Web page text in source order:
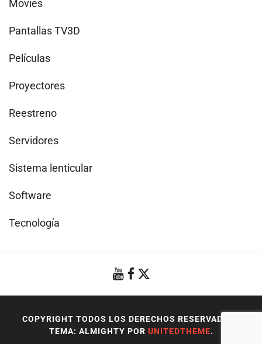
Movies
Pantallas TV3D
Películas
Proyectores
Reestreno
Servidores
Sistema lenticular
Software
Tecnología
COPYRIGHT TODOS LOS DERECHOS RESERVADOS
TEMA: ALMIGHTY POR UNITEDTHEME.